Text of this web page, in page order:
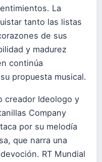
La
tanto las listas
de sus
y madurez
continúa
propuesta musical.
creador Ideologo y
Company
por su melodía
que narra una
RT Mundial